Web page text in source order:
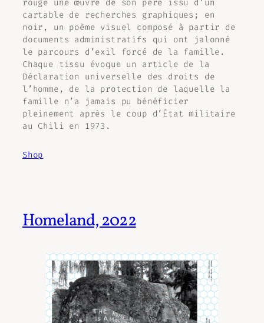
rouge une œuvre de son père issu d’un
cartable de recherches graphiques; en
noir, un poème visuel composé à partir de
documents administratifs qui ont jalonné
le parcours d’exil forcé de la famille.
Chaque tissu évoque un article de la
Déclaration universelle des droits de
l’homme, de la protection de laquelle la
famille n’a jamais pu bénéficier
pleinement après le coup d’État militaire
au Chili en 1973.
Shop
Homeland, 2022